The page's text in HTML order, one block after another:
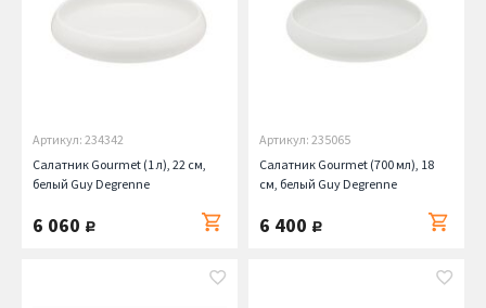
Артикул: 234342
Салатник Gourmet (1 л), 22 см,
белый Guy Degrenne
6 060 руб.
Артикул: 235065
Салатник Gourmet (700 мл), 18
см, белый Guy Degrenne
6 400 руб.